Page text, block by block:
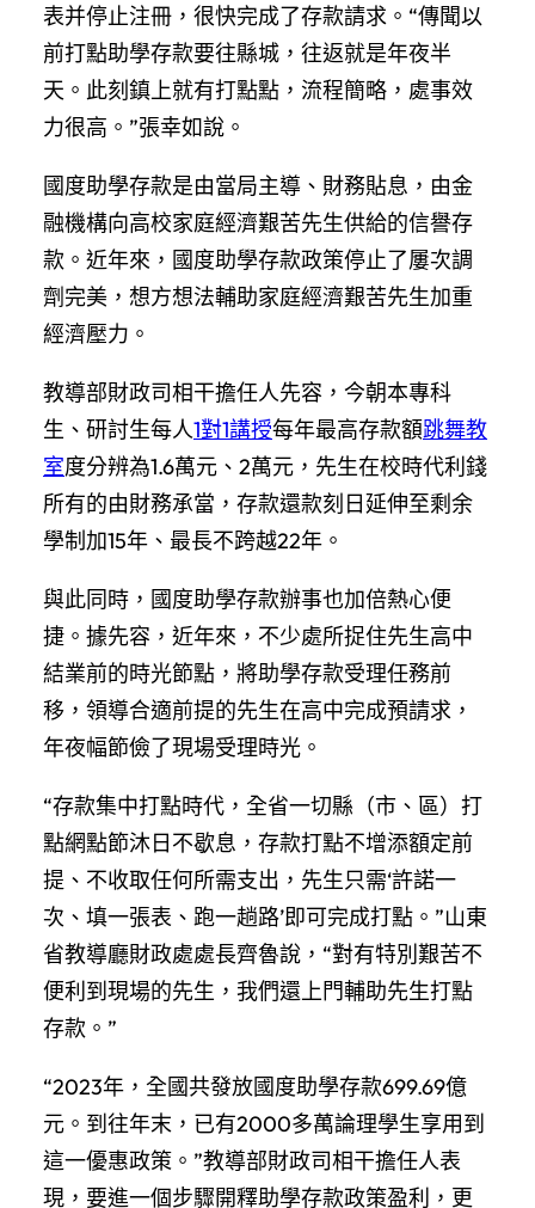
表并停止注冊，很快完成了存款請求。“傳聞以
前打點助學存款要往縣城，往返就是年夜半
天。此刻鎮上就有打點點，流程簡略，處事效
力很高。”張幸如說。
國度助學存款是由當局主導、財務貼息，由金
融機構向高校家庭經濟艱苦先生供給的信譽存
款。近年來，國度助學存款政策停止了屢次調
劑完美，想方想法輔助家庭經濟艱苦先生加重
經濟壓力。
教導部財政司相干擔任人先容，今朝本專科
生、研討生每人1對1講授每年最高存款額跳舞教
室度分辨為1.6萬元、2萬元，先生在校時代利錢
所有的由財務承當，存款還款刻日延伸至剩余
學制加15年、最長不跨越22年。
與此同時，國度助學存款辦事也加倍熱心便
捷。據先容，近年來，不少處所捉住先生高中
結業前的時光節點，將助學存款受理任務前
移，領導合適前提的先生在高中完成預請求，
年夜幅節儉了現場受理時光。
“存款集中打點時代，全省一切縣（市、區）打
點網點節沐日不歇息，存款打點不增添額定前
提、不收取任何所需支出，先生只需‘許諾一
次、填一張表、跑一趟路’即可完成打點。”山東
省教導廳財政處處長齊魯說，“對有特別艱苦不
便利到現場的先生，我們還上門輔助先生打點
存款。”
“2023年，全國共發放國度助學存款699.69億
元。到往年末，已有2000多萬論理學生享用到
這一優惠政策。”教導部財政司相干擔任人表
現，要進一個步驟開釋助學存款政策盈利，更